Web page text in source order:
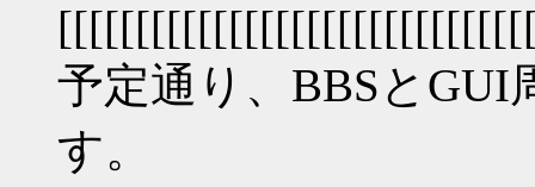
予定通り、BBSとGUI
す。